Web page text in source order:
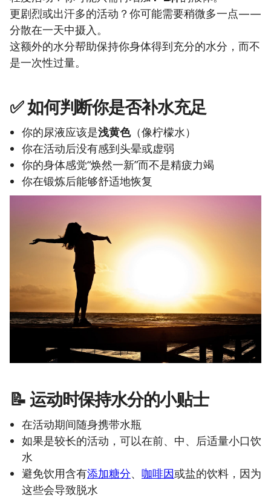
更剧烈或出汗多的活动？你可能需要稍微多一点——
分散在一天中摄入。
这额外的水分帮助保持你身体得到充分的水分，而不
是一次性过量。
✅ 如何判断你是否补水充足
你的尿液应该是浅黄色（像柠檬水）
你在活动后没有感到头晕或虚弱
你的身体感觉“焕然一新”而不是精疲力竭
你在锻炼后能够舒适地恢复
📝 运动时保持水分的小贴士
在活动期间随身携带水瓶
如果是较长的活动，可以在前、中、后适量小口饮
水
避免饮用含有添加糖分、 咖啡因或盐的饮料，因为
这些会导致脱水